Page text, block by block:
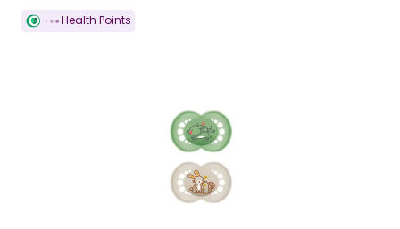
Health Points